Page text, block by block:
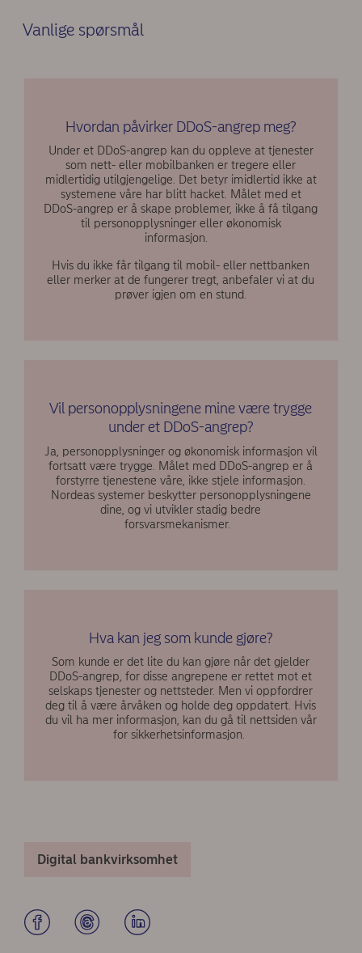
Vanlige spørsmål
Hvordan påvirker DDoS-angrep meg?
Under et DDoS-angrep kan du oppleve at tjenester
som nett- eller mobilbanken er tregere eller
midlertidig utilgjengelige. Det betyr imidlertid ikke at
systemene våre har blitt hacket. Målet med et
DDoS-angrep er å skape problemer, ikke å få tilgang
til personopplysninger eller økonomisk
informasjon.
Hvis du ikke får tilgang til mobil- eller nettbanken
eller merker at de fungerer tregt, anbefaler vi at du
prøver igjen om en stund.
Vil personopplysningene mine være trygge
under et DDoS-angrep?
Ja, personopplysninger og økonomisk informasjon vil
fortsatt være trygge. Målet med DDoS-angrep er å
forstyrre tjenestene våre, ikke stjele informasjon.
Nordeas systemer beskytter personopplysningene
dine, og vi utvikler stadig bedre
forsvarsmekanismer.
Hva kan jeg som kunde gjøre?
Som kunde er det lite du kan gjøre når det gjelder
DDoS-angrep, for disse angrepene er rettet mot et
selskaps tjenester og nettsteder. Men vi oppfordrer
deg til å være årvåken og holde deg oppdatert. Hvis
du vil ha mer informasjon, kan du gå til nettsiden vår
for sikkerhetsinformasjon.
Digital bankvirksomhet